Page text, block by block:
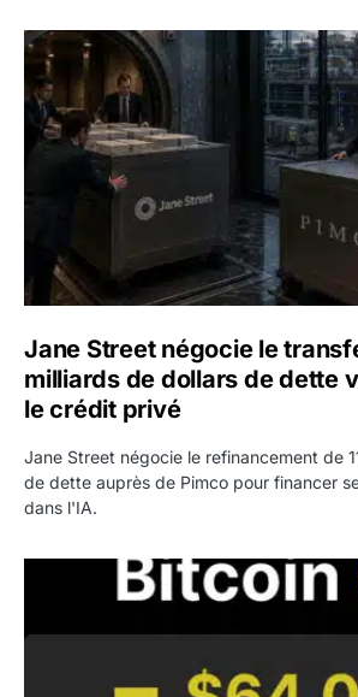
Jane Street négocie le transfert de
Jane Street négocie le
milliards de dollars de dette
le crédit privé
Jane Street négocie le refinancement de
de dette auprès de Pimco pour financer
dans l'IA.
Bitcoin stagne à 64 000 dollars